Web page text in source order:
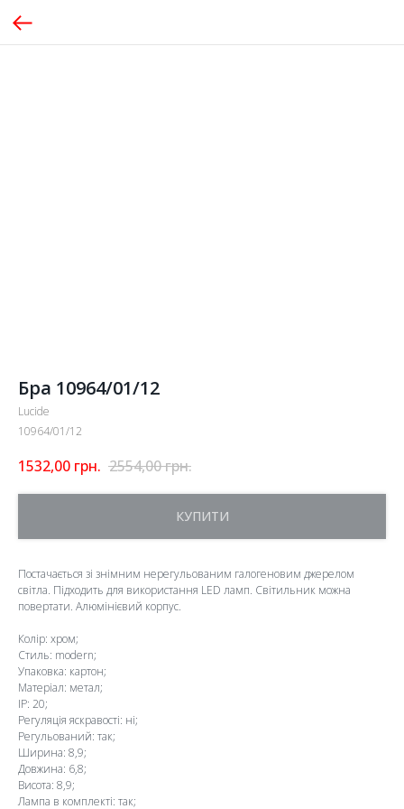
Бра 10964/01/12
Lucide
10964/01/12
1532,00 грн. 2554,00грн.
КУПИТИ
Постачається зі знімним нерегульованим галогеновим джерелом
світла. Підходить для використання LED ламп. Світильник можна
повертати. Алюмінієвий корпус.
Колір: хром;
Стиль: modern;
Упаковка: картон;
Матеріал: метал;
IP: 20;
Регуляція яскравості: ні;
Регульований: так;
Ширина: 8,9;
Довжина: 6,8;
Висота: 8,9;
Лампа в комплекті: так;